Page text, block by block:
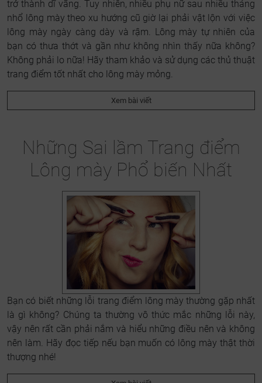
trở thành dĩ vãng. Tuy nhiên, nhiều phụ nữ sau nhiều tháng
nhổ lông mày theo xu hướng cũ giờ lại phải vật lộn với việc
lông mày ngày càng dày và rậm. Lông mày tự nhiên của
bạn có thưa thớt và gần như không nhìn thấy nữa không?
Không phải lo nữa! Hãy tham khảo và sử dụng các thủ thuật
trang điểm tốt nhất cho lông mày mỏng.
Xem bài viết
Những Sai lầm Trang điểm
Lông mày Phổ biến Nhất
Bạn có biết những lỗi trang điểm lông mày thường gặp nhất
là gì không? Chúng ta thường vô thức mắc những lỗi này,
vậy nên rất cần phải nắm và hiểu những điều nên và không
nên làm. Hãy đọc tiếp nếu bạn muốn có lông mày thật thời
thượng nhé!